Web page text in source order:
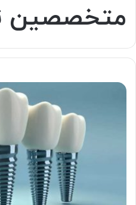
متخصصین